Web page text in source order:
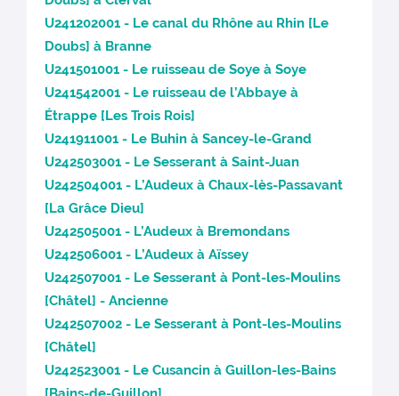
U241202001 - Le canal du Rhône au Rhin [Le
Doubs] à Branne
U241501001 - Le ruisseau de Soye à Soye
U241542001 - Le ruisseau de l’Abbaye à
Étrappe [Les Trois Rois]
U241911001 - Le Buhin à Sancey-le-Grand
U242503001 - Le Sesserant à Saint-Juan
U242504001 - L’Audeux à Chaux-lès-Passavant
[La Grâce Dieu]
U242505001 - L’Audeux à Bremondans
U242506001 - L’Audeux à Aïssey
U242507001 - Le Sesserant à Pont-les-Moulins
[Châtel] - Ancienne
U242507002 - Le Sesserant à Pont-les-Moulins
[Châtel]
U242523001 - Le Cusancin à Guillon-les-Bains